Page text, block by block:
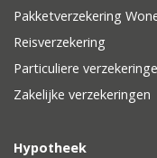
Pakketverzekering
Reisverzekering
Particuliere
Zakelijke verzekeringen
Hypotheek